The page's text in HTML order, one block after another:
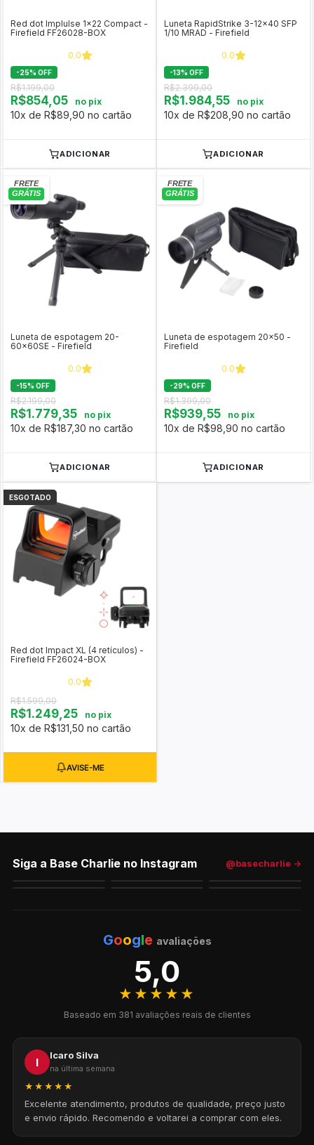
Red dot Implulse 1x22 Compact -
Firefield FF26028-BOX
0.0
-25% OFF
R$1.199,00
R$854,05 no pix
10x de R$89,90 no cartão
ADICIONAR
Luneta RapidStrike 3-12x40 SFP
1/10 MRAD - Firefield
0.0
-13% OFF
R$2.399,00
R$1.984,55 no pix
10x de R$208,90 no cartão
ADICIONAR
Luneta de espotagem 20-
60x60SE - Firefield
0.0
-15% OFF
R$2.199,00
R$1.779,35 no pix
10x de R$187,30 no cartão
ADICIONAR
Luneta de espotagem 20x50 -
Firefield
0.0
-29% OFF
R$1.399,00
R$939,55 no pix
10x de R$98,90 no cartão
ADICIONAR
ESGOTADO
Red dot Impact XL (4 retículos) -
Firefield FF26024-BOX
0.0
R$1.599,00
R$1.249,25 no pix
10x de R$131,50 no cartão
Siga a Base Charlie no Instagram @basecharlie →
Google avaliações
5,0
★★★★★
Baseado em 381 avaliações reais de clientes
I
Icaro Silva
na última semana
★★★★★
Excelente atendimento, produtos de qualidade, preço justo
e envio rápido. Recomendo e voltarei a comprar com eles.